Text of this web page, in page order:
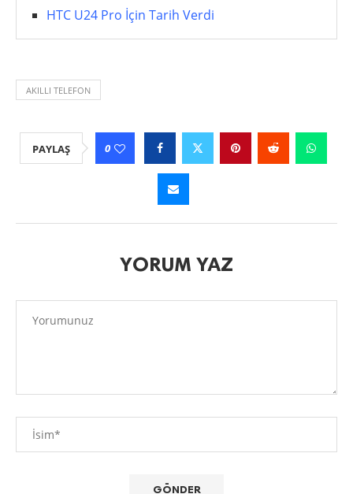
HTC U24 Pro İçin Tarih Verdi
AKILLI TELEFON
PAYLAŞ 0
YORUM YAZ